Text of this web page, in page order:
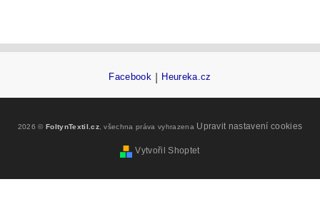
Facebook Heureka.cz
2026 ©FoltynTextil.cz, všechna práva vyhrazena Upravit nastavení cookies
Vytvořil Shoptet